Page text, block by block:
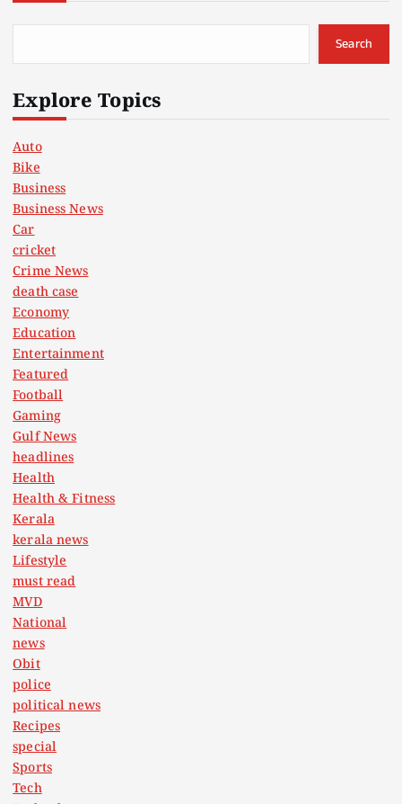
Search
Explore Topics
Auto
Bike
Business
Business News
Car
cricket
Crime News
death case
Economy
Education
Entertainment
Featured
Football
Gaming
Gulf News
headlines
Health
Health & Fitness
Kerala
kerala news
Lifestyle
must read
MVD
National
news
Obit
police
political news
Recipes
special
Sports
Tech